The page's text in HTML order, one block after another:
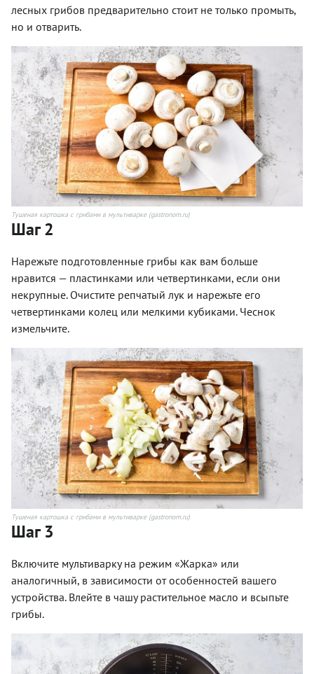
лесных грибов предварительно стоит не только промыть,
но и отварить.
Тушеная картошка с грибами в мультиварке (gastronom.ru)
Шаг 2
Нарежьте подготовленные грибы как вам больше
нравится — пластинками или четвертинками, если они
некрупные. Очистите репчатый лук и нарежьте его
четвертинками колец или мелкими кубиками. Чеснок
измельчите.
Тушеная картошка с грибами в мультиварке (gastronom.ru)
Шаг 3
Включите мультиварку на режим «Жарка» или
аналогичный, в зависимости от особенностей вашего
устройства. Влейте в чашу растительное масло и всыпьте
грибы.